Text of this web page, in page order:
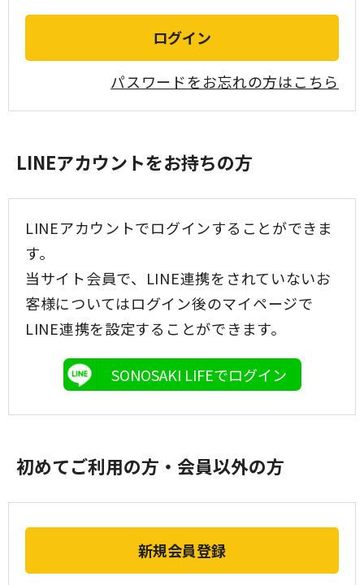
パスワードをお忘れの方はこちら
LINEアカウントをお持ちの方
LINEアカウントでログインすることができま
す。
当サイト会員で、LINE連携をされていないお
客様についてはログイン後のマイページで
LINE連携を設定することができます。
SONOSAKI LIFEでログイン
初めてご利用の方・会員以外の方